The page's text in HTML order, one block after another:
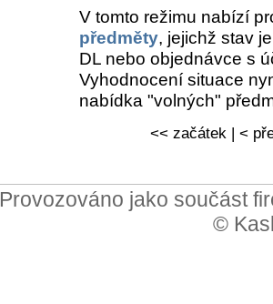
V tomto režimu nabízí
předměty, jejichž stav
DL nebo objednávce s
Vyhodnocení situace
nabídka "volných"
<< začátek | <
Provozováno jako součást
©